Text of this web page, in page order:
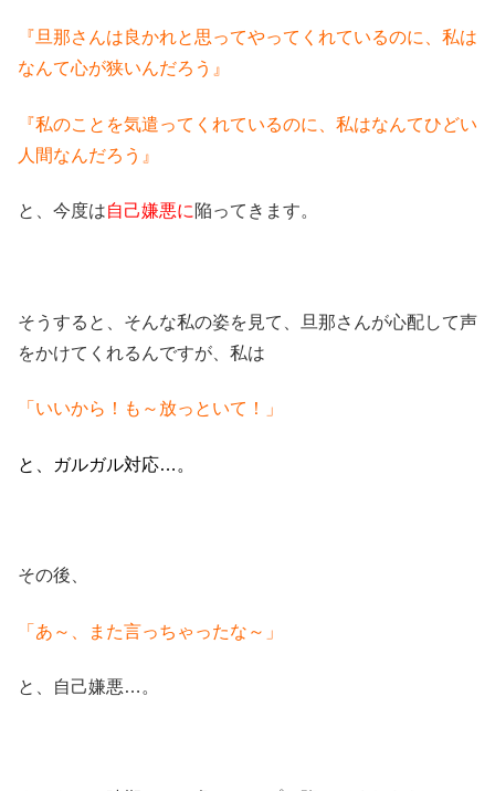
『旦那さんは良かれと思ってやってくれているのに、私は
なんて心が狭いんだろう』
『私のことを気遣ってくれているのに、私はなんてひどい
人間なんだろう』
と、今度は自己嫌悪に 陥ってきます。
そうすると、そんな私の姿を見て、旦那さんが心配して声
をかけてくれるんですが、私は
「いいから！も～放っといて！」
と、ガルガル対応…。
その後、
「あ～、また言っちゃったな～」
と、自己嫌悪…。